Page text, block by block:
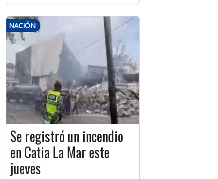
NACIÓN
Se registró un incendio
en Catia La Mar este
jueves